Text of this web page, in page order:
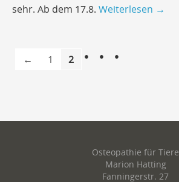
sehr. Ab dem 17.8. Weiterlesen →
← 1 2
Osteopathie für Tiere
Marion Hatting
Fanningerstr. 27